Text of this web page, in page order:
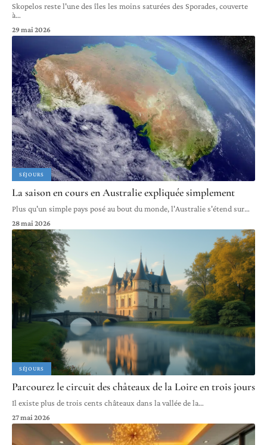
Skopelos reste l'une des îles les moins saturées des Sporades, couverte
à…
29 mai 2026
SÉJOURS
La saison en cours en Australie expliquée simplement
Plus qu'un simple pays posé au bout du monde, l'Australie s'étend sur…
28 mai 2026
SÉJOURS
Parcourez le circuit des châteaux de la Loire en trois jours
Il existe plus de trois cents châteaux dans la vallée de la…
27 mai 2026